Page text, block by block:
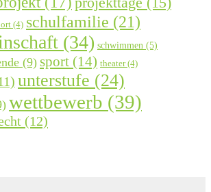
(4) schulfamilie (21)
(34) schwimmen (5)
(9) sport (14) theater(4)
unterstufe (24)
wettbewerb (39)
(12)